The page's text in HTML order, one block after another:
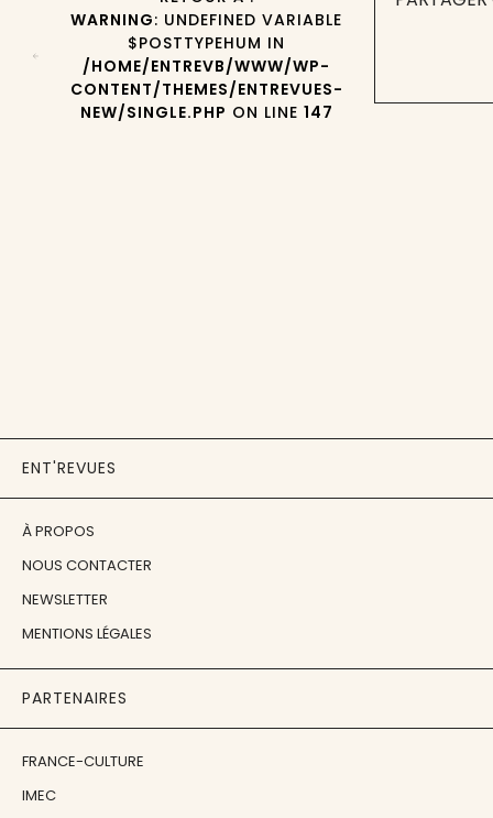
WARNING: UNDEFINED VARIABLE
$POSTTYPEHUM IN
/HOME/ENTREVB/WWW/WP-
CONTENT/THEMES/ENTREVUES-
NEW/SINGLE.PHP ON LINE 147
ENT'REVUES
À PROPOS
NOUS CONTACTER
NEWSLETTER
MENTIONS LÉGALES
PARTENAIRES
FRANCE-CULTURE
IMEC